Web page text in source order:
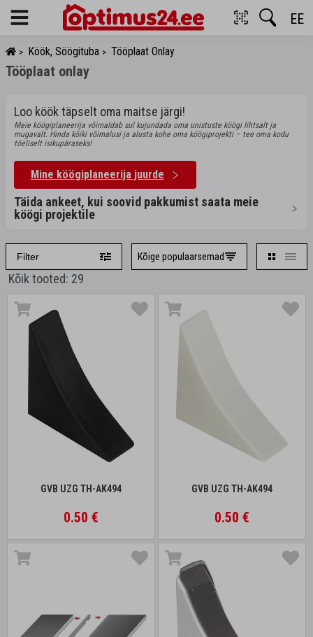
Menu EE
> Köök, Söögituba > Tööplaat Onlay
Tööplaat onlay
Loo köök täpselt oma maitse järgi!
Meie köögiplaneerija võimaldab sul kujundada oma unistuste köögi lihtsalt ja
mugavalt. Hinda kõiki võimalusi ja alusta kohe oma köögiprojekti – tee oma kodu
tõeliselt isikupäraseks!
Mine köögiplaneerija juurde
Täida ankeet, kui soovid pakkumist saata meie
köögi projektile
Filter Kõige populaarsemad
Kõik tooted: 29
GVB UZG TH-AK494
0.50 €
GVB UZG TH-AK494
0.50 €